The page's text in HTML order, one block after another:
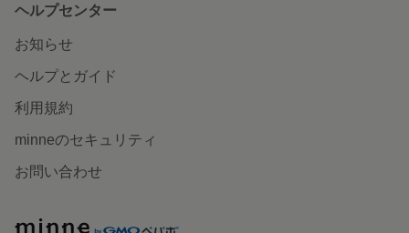
ヘルプセンター
お知らせ
ヘルプとガイド
利用規約
minneのセキュリティ
お問い合わせ